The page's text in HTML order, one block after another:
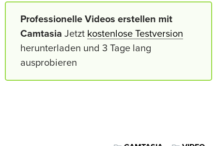
Professionelle Videos erstellen mit
Camtasia Jetzt kostenlose Testversion
herunterladen und 3 Tage lang
ausprobieren